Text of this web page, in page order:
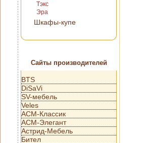
Тэкс
Эра
Шкафы-купе
Сайты производителей
BTS
DiSaVi
SV-мебель
Veles
АСМ-Классик
АСМ-Элегант
Астрид-Мебель
Бител